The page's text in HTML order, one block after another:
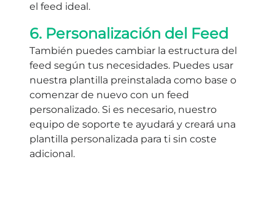
el feed ideal.
6. Personalización del Feed
También puedes cambiar la estructura del
feed según tus necesidades. Puedes usar
nuestra plantilla preinstalada como base o
comenzar de nuevo con un feed
personalizado. Si es necesario, nuestro
equipo de soporte te ayudará y creará una
plantilla personalizada para ti sin coste
adicional.